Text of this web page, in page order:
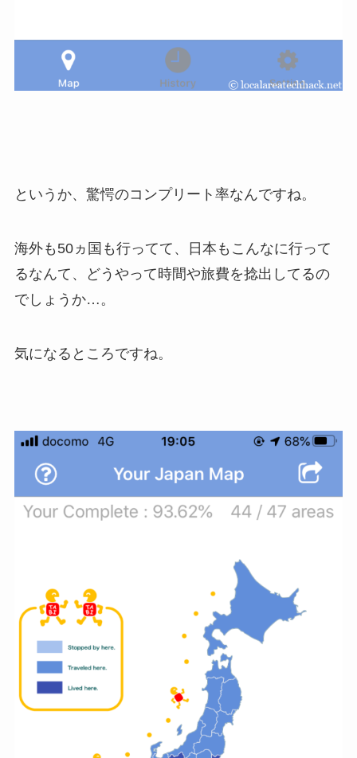
というか、驚愕のコンプリート率なんですね。
海外も50ヵ国も行ってて、日本もこんなに行って
るなんて、どうやって時間や旅費を捻出してるの
でしょうか…。
気になるところですね。